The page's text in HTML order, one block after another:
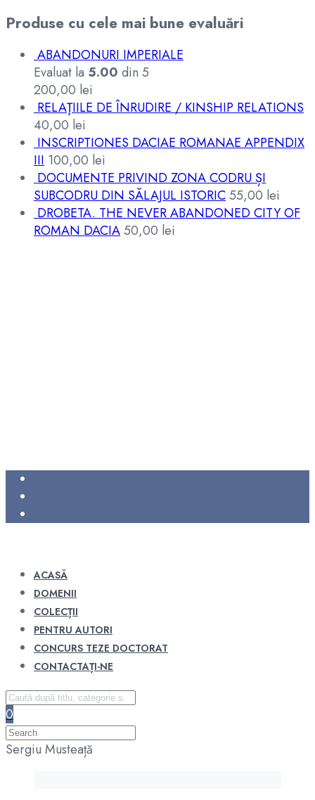
Produse cu cele mai bune evaluări
ABANDONURI IMPERIALE
Evaluat la 5.00 din 5
200,00 lei
RELAŢIILE DE ÎNRUDIRE / KINSHIP RELATIONS
40,00 lei
INSCRIPTIONES DACIAE ROMANAE APPENDIX
III 100,00 lei
DOCUMENTE PRIVIND ZONA CODRU ȘI
SUBCODRU DIN SĂLAJUL ISTORIC55,00 lei
DROBETA. THE NEVER ABANDONED CITY OF
ROMAN DACIA50,00 lei
ACASĂ
DOMENII
COLECȚII
PENTRU AUTORI
CONCURS TEZE DOCTORAT
CONTACTAȚI-NE
0
Sergiu Musteață